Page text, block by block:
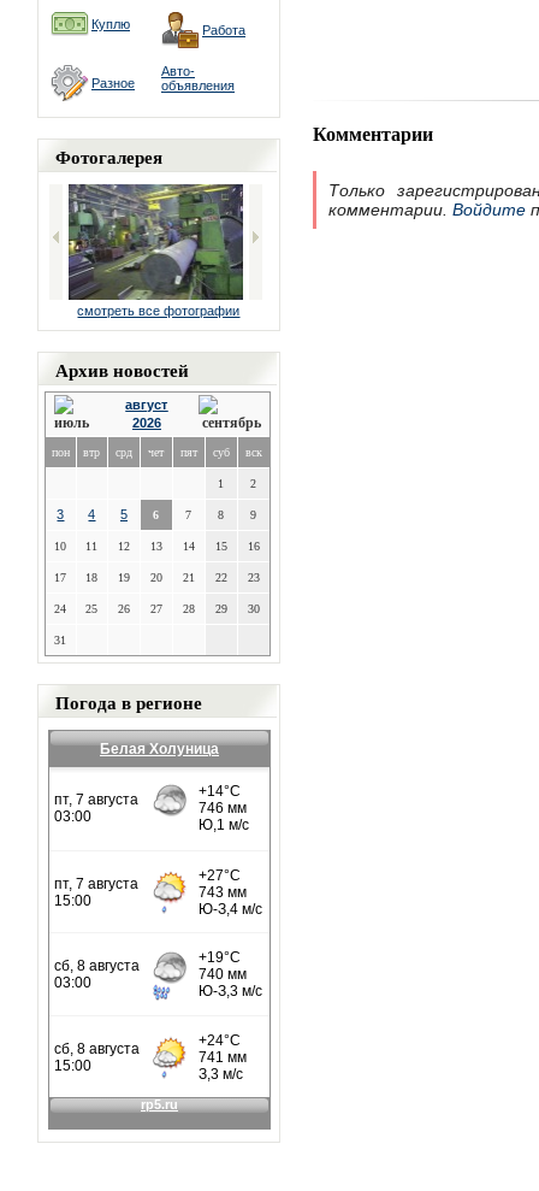
Куплю Работа
Разное
Авто-
объявления
Фотогалерея
смотреть все фотографии
Архив новостей
август
2026
пон втр срд чет пят суб вск
1 2
3 4 5 6 7 8 9
10 11 12 13 14 15 16
17 18 19 20 21 22 23
24 25 26 27 28 29 30
31
Погода в регионе
Белая Холуница
Комментарии
Только
комментарии. Войдите